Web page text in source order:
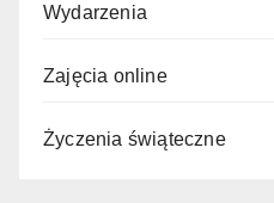
Wydarzenia
Zajęcia online
Życzenia świąteczne